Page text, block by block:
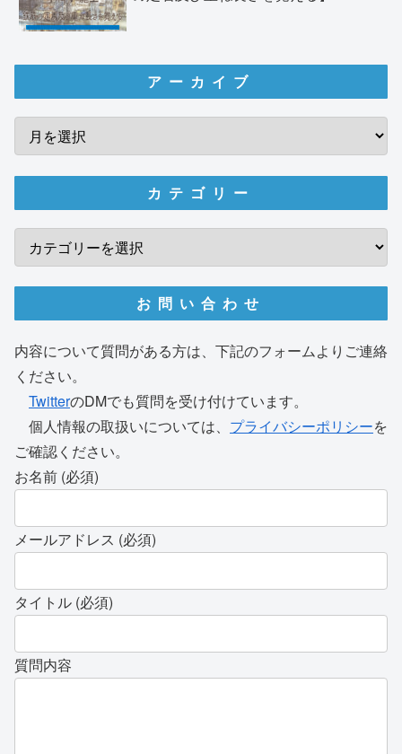
アーカイブ
カテゴリー
お問い合わせ
内容について質問がある方は、下記のフォームよりご連絡
ください。
TwitterのDMでも質問を受け付けています。
個人情報の取扱いについては、 プライバシーポリシーを
ご確認ください。
お名前 (必須)
メールアドレス (必須)
タイトル (必須)
質問内容